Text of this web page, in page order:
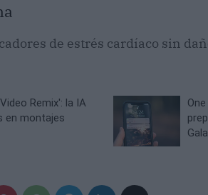
de estrés cardíaco sin
Remix': la IA
en montajes